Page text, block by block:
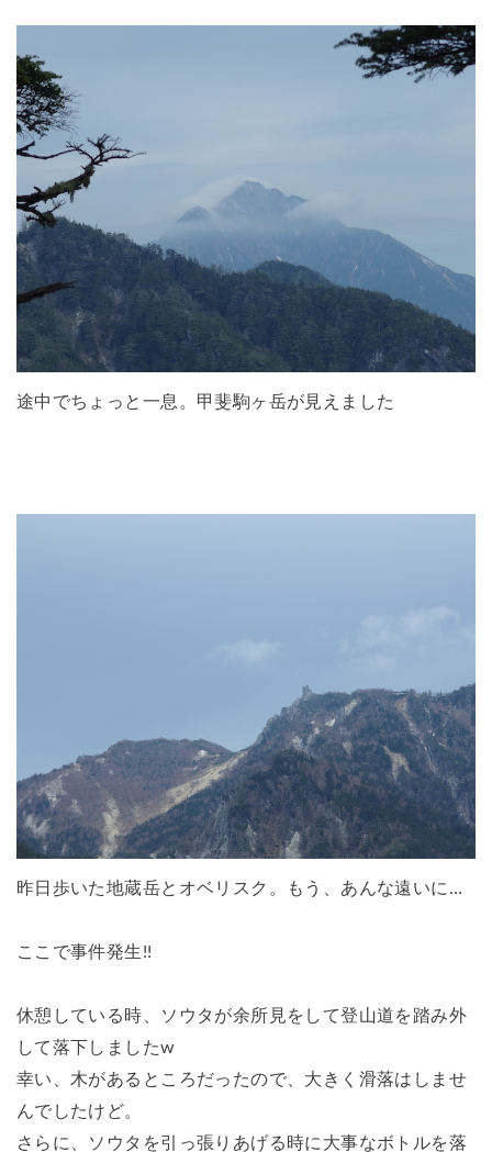
途中でちょっと一息。甲斐駒ヶ岳が見えました
昨日歩いた地蔵岳とオベリスク。もう、あんな遠いに…
ここで事件発生!!
休憩している時、ソウタが余所見をして登山道を踏み外
して落下しましたw
幸い、木があるところだったので、大きく滑落はしませ
んでしたけど。
さらに、ソウタを引っ張りあげる時に大事なボトルを落